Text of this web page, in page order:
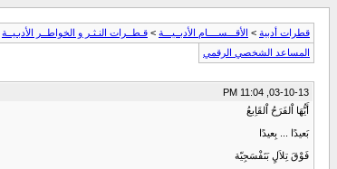
قطرات أدبية > الأقـــســــام الأدبــيـــة > قـطــرات النـثـر و الخواطــر الأدبـيــة
المساعد الشخصي الرقمي
03-10-13, 11:04 PM
أَيُّهَا اْلفَرَحُ اْلقَاِبعُ
بَعيدًا ... بِعيدًا
فَوْقَ تِلاَلٍ بَنَفْسَجِيّة